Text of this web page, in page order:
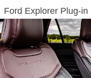
Ford Explorer Plug-in